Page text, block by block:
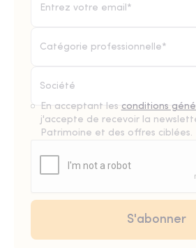
Catégorie professionnelle*
En acceptant les conditions
j'accepte de recevoir la
Patrimoine et des offres ciblées.